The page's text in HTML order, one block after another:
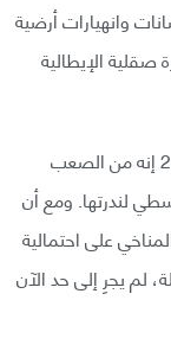
وانهيارات أرضية
صقلية الإيطالية
أوضحت وكالة الأرصاد الجوية الفرنسية عام 2020 إنه من الصعب
لندرتها. ومع أن
على احتمالية
لم يجرِ إلى حد الآن